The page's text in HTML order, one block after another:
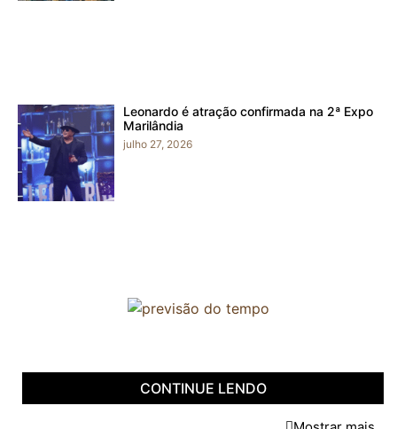
Leonardo é atração confirmada na 2ª Expo
Marilândia
julho 27, 2026
CONTINUE LENDO